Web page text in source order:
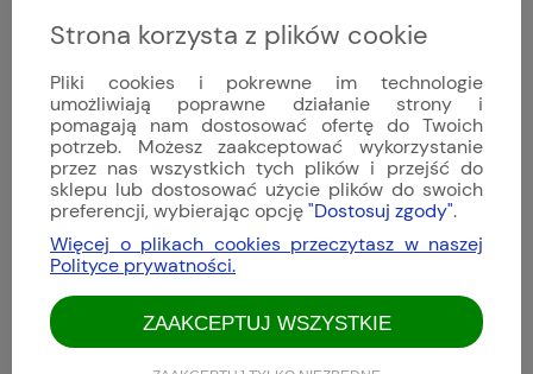
Strona korzysta z plików cookie
Pliki cookies i pokrewne im technologie
umożliwiają poprawne działanie strony i
pomagają nam dostosować ofertę do Twoich
potrzeb. Możesz zaakceptować wykorzystanie
przez nas wszystkich tych plików i przejść do
sklepu lub dostosować użycie plików do swoich
preferencji, wybierając opcję"Dostosuj zgody".
Więcej o plikach cookies przeczytasz w naszej
Polityce prywatności.
ZAAKCEPTUJ WSZYSTKIE